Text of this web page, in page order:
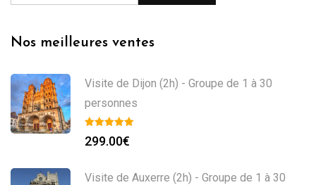
Nos meilleures ventes
Visite de Dijon (2h) - Groupe de 1 à 30
personnes
299.00€
Visite de Auxerre (2h) - Groupe de 1 à 30